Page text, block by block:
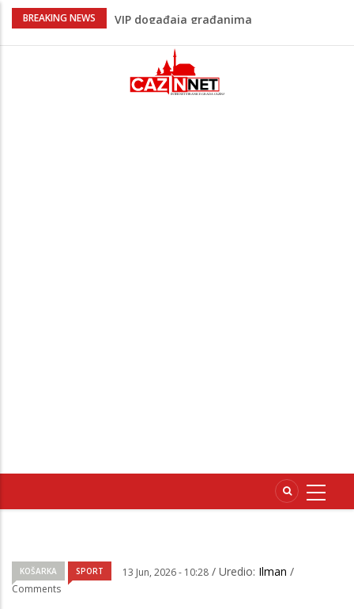
BREAKING NEWS
Sarajevo ipak u Mostaru igra
Premijer lige BiH
Lepa Brena pala na koncertu u Budvi
nakon kultnog zamaha nogom: "Nisi bio
KOŠARKA SPORT 13 Jun, 2026 - 10:28 / Uredio: Ilman /
Comments